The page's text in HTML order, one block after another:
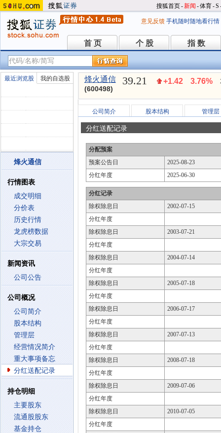
搜狐首页-新闻 -体育-S
意见反馈 手机随时随地看行情
首 页
首 页 个 股
个 股 指 数
指 数
最近浏览股 我的自选股
烽火通信
行情图表
成交明细
分价表
历史行情
龙虎榜数据
大宗交易
新闻资讯
公司公告
公司概况
公司简介
股本结构
管理层
经营情况简介
重大事项备忘
分红送配记录
持仓明细
主要股东
流通股股东
基金持仓
烽火通信
(600498)
39.21 +1.42 3.76%
公司简介 股本结构 管理层
分红送配记录
分配预案
预案公告日
2025-08-23
分红年度
2025-06-30
分红记录
除权除息日
2002-07-15
分红年度
除权除息日
2003-07-21
分红年度
除权除息日
2004-07-14
分红年度
除权除息日
2005-07-18
分红年度
除权除息日
2006-07-17
分红年度
除权除息日
2007-07-13
分红年度
除权除息日
2008-07-18
分红年度
除权除息日
2009-07-06
分红年度
除权除息日
2010-07-05
分红年度